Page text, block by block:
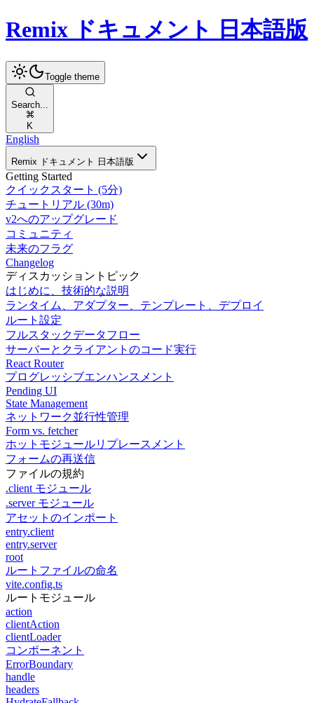
Remix ドキュメント 日本語版
Toggle theme
Search...
K
English
Remix ドキュメント 日本語版
Getting Started
クイックスタート (5分)
チュートリアル (30m)
v2へのアップグレード
コミュニティ
未来のフラグ
Changelog
ディスカッショントピック
はじめに、技術的な説明
ランタイム、アダプター、テンプレート、デプロイ
ルート設定
フルスタックデータフロー
サーバーとクライアントのコード実行
React Router
プログレッシブエンハンスメント
Pending UI
State Management
ネットワーク並行性管理
Form vs. fetcher
ホットモジュールリプレースメント
フォームの再送信
ファイルの規約
.client モジュール
.server モジュール
アセットのインポート
entry.client
entry.server
root
ルートファイルの命名
vite.config.ts
ルートモジュール
action
clientAction
clientLoader
コンポーネント
ErrorBoundary
handle
headers